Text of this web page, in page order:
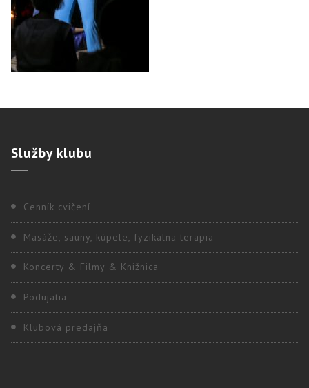
Službyklubu
Cenník cvičení
Masáže, sauny, kúpele, fyzikálna terapia
Koncerty & Filmy & Knižnica
Podujatia
Klubová predajňa